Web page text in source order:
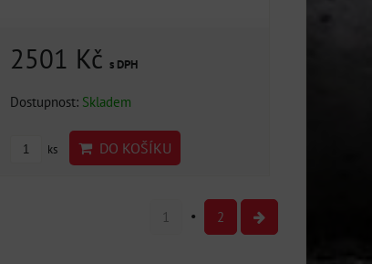
2501 Kčs DPH
Dostupnost: Skladem
ks DO KOŠÍKU
1 2